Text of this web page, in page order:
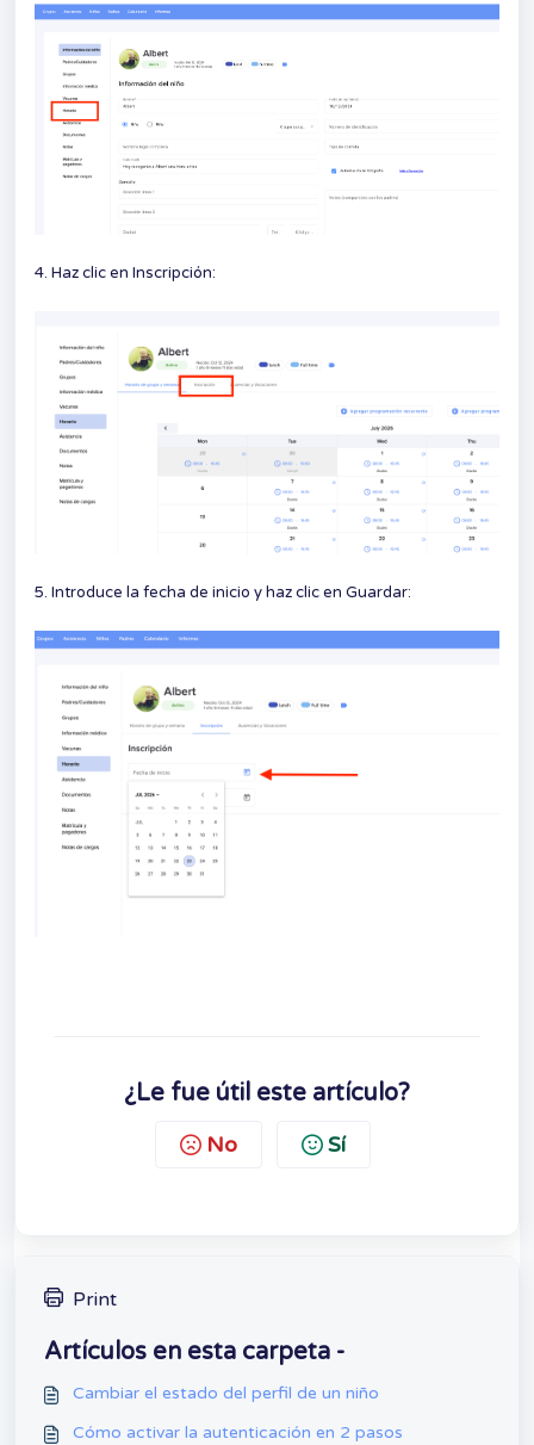
4. Haz clic en Inscripción:
5. Introduce la fecha de inicio y haz clic en Guardar:
¿Le fue útil este artículo?
No Sí
Print
Artículos en esta carpeta -
Cambiar el estado del perfil de un niño
Cómo activar la autenticación en 2 pasos